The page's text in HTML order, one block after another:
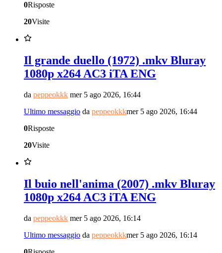
0Risposte
20Visite
Il grande duello (1972) .mkv Bluray
1080p x264 AC3 iTA ENG
da peppeokkk mer 5 ago 2026, 16:44
Ultimo messaggio da peppeokkkmer 5 ago 2026, 16:44
0Risposte
20Visite
Il buio nell'anima (2007) .mkv Bluray
1080p x264 AC3 iTA ENG
da peppeokkk mer 5 ago 2026, 16:14
Ultimo messaggio da peppeokkkmer 5 ago 2026, 16:14